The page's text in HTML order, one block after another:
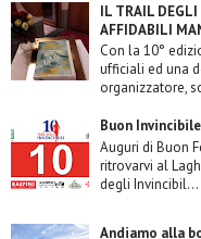
IL TRAIL
AFFIDABILI
Con la 10°
ufficiali ed una
organizzatore,
Buon
Auguri di Buon
ritrovarvi al
degli Invincibil...
Andiamo alla